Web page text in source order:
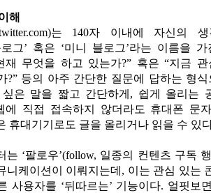
해
는 140자 이내에 자신의 생
그’ 혹은 ‘미니 블로그’라는 이름을
재 무엇을 하고 있는가?” 혹은“지금
?” 등의 아주 간단한 질문에 답하는 형식
은 말을 짧고 간단하게 , 쉽게 올리는
에 직접 접속하지 않더라도 휴대폰 문
휴대기기로도 글을 올리거나 읽을 수 있
는 ‘팔로우’(follow, 일종의 컨텐츠 구독
니케이션이 이뤄지는데 , 이는 관심 있는
사용자를 ‘뒤따르는’ 기능이다. 얼핏보